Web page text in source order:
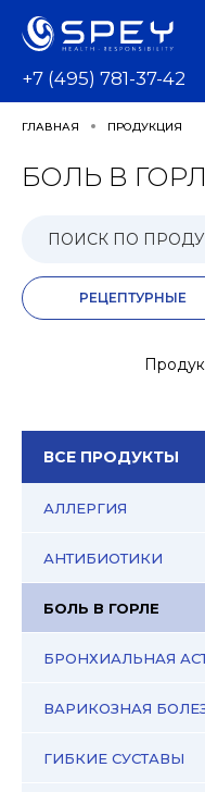
+7 (495) 781-37-42
ГЛАВНАЯ ПРОДУКЦИЯ
БОЛЬ В
РЕЦЕПТУРНЫЕ
ВСЕ ПРОДУКТЫ
АЛЛЕРГИЯ
АНТИБИОТИКИ
БОЛЬ В ГОРЛЕ
БРОНХИАЛЬНАЯ
ВАРИКОЗНАЯ
ГИБКИЕ СУСТАВЫ